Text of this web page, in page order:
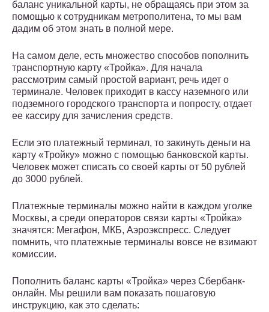
баланс уникальной карты, не обращаясь при этом за
помощью к сотрудникам метрополитена, то мы вам
дадим об этом знать в полной мере.
На самом деле, есть множество способов пополнить
транспортную карту «Тройка». Для начала
рассмотрим самый простой вариант, речь идет о
терминале. Человек приходит в кассу наземного или
подземного городского транспорта и попросту, отдает
ее кассиру для зачисления средств.
Если это платежный терминал, то закинуть деньги на
карту «Тройку» можно с помощью банковской карты.
Человек может списать со своей карты от 50 рублей
до 3000 рублей.
Платежные терминалы можно найти в каждом уголке
Москвы, а среди операторов связи карты «Тройка»
значятся: Мегафон, МКБ, Аэроэкспресс. Следует
помнить, что платежные терминалы вовсе не взимают
комиссии.
Пополнить баланс карты «Тройка» через Сбербанк-
онлайн. Мы решили вам показать пошаговую
инструкцию, как это сделать: